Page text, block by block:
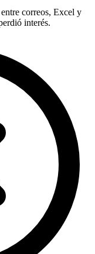
correos, Excel y
interés.